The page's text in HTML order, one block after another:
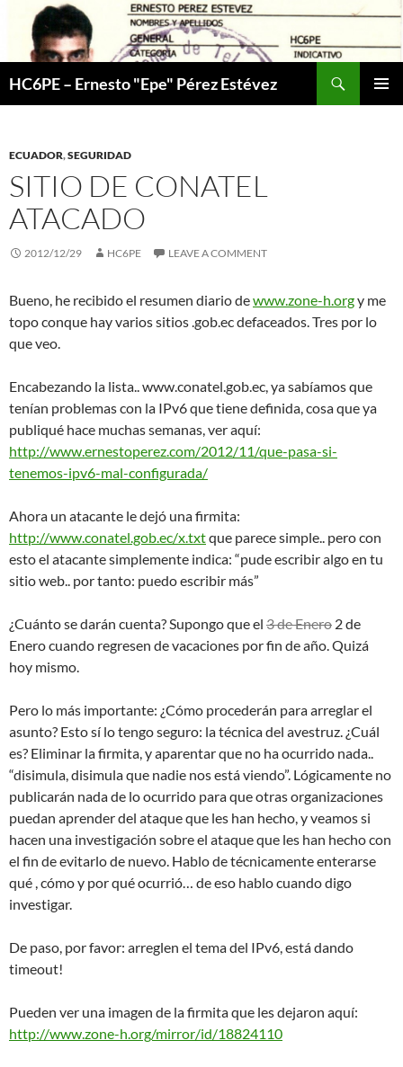
content
HC6PE – Ernesto "Epe" Pérez Estévez
ECUADOR,SEGURIDAD
SITIO DE CONATEL
ATACADO
2012/12/29 HC6PE LEAVE A COMMENT
Bueno, he recibido el resumen diario dewww.zone-h.orgy me
topo conque hay varios sitios .gob.ec defaceados. Tres por lo
que veo.
Encabezando la lista.. www.conatel.gob.ec, ya sabíamos que
tenían problemas con la IPv6 que tiene definida, cosa que ya
publiqué hace muchas semanas, ver aquí:
http://www.ernestoperez.com/2012/11/que-pasa-si-
tenemos-ipv6-mal-configurada/
Ahora un atacante le dejó una firmita:
http://www.conatel.gob.ec/x.txtque parece simple.. pero con
esto el atacante simplemente indica: “pude escribir algo en tu
sitio web.. por tanto: puedo escribir más”
¿Cuánto se darán cuenta? Supongo que el 3 de Enero 2 de
Enero cuando regresen de vacaciones por fin de año. Quizá
hoy mismo.
Pero lo más importante: ¿Cómo procederán para arreglar el
asunto? Esto sí lo tengo seguro: la técnica del avestruz. ¿Cuál
es? Eliminar la firmita, y aparentar que no ha ocurrido nada..
“disimula, disimula que nadie nos está viendo”. Lógicamente no
publicarán nada de lo ocurrido para que otras organizaciones
puedan aprender del ataque que les han hecho, y veamos si
hacen una investigación sobre el ataque que les han hecho con
el fin de evitarlo de nuevo. Hablo de técnicamente enterarse
qué , cómo y por qué ocurrió… de eso hablo cuando digo
investigar.
De paso, por favor: arreglen el tema del IPv6, está dando
timeout!
Pueden ver una imagen de la firmita que les dejaron aquí:
http://www.zone-h.org/mirror/id/18824110